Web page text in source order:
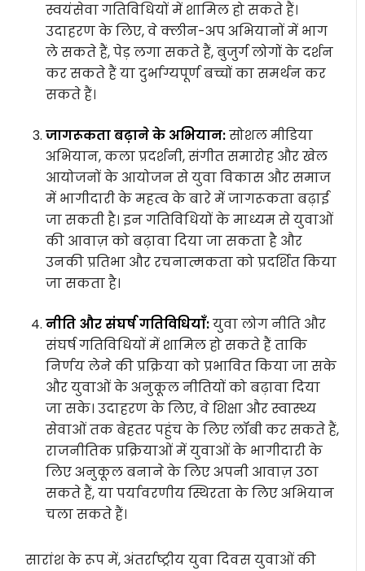
स्वयंसेवा गतिविधियों में शामिल हो सकते हैं।
उदाहरण के लिए, वे क्लीन-अप अभियानों में भाग
ले सकते हैं, पेड़ लगा सकते हैं, बुजुर्ग लोगों के दर्शन
कर सकते हैं या दुर्भाग्यपूर्ण बच्चों का समर्थन कर
सकते हैं।
जागरूकता बढ़ाने के अभियान:सोशल मीडिया
अभियान, कला प्रदर्शनी, संगीत समारोह और खेल
आयोजनों के आयोजन से युवा विकास और समाज
में भागीदारी के महत्व के बारे में जागरूकता बढ़ाई
जा सकती है। इन गतिविधियों के माध्यम से युवाओं
की आवाज़ को बढ़ावा दिया जा सकता है और
उनकी प्रतिभा और रचनात्मकता को प्रदर्शित किया
जा सकता है।
नीति और संघर्ष गतिविधियाँ:युवा लोग नीति और
संघर्ष गतिविधियों में शामिल हो सकते हैं ताकि
निर्णय लेने की प्रक्रिया को प्रभावित किया जा सके
और युवाओं के अनुकूल नीतियों को बढ़ावा दिया
जा सके। उदाहरण के लिए, वे शिक्षा और स्वास्थ्य
सेवाओं तक बेहतर पहुंच के लिए लॉबी कर सकते हैं,
राजनीतिक प्रक्रियाओं में युवाओं के भागीदारी के
लिए अनुकूल बनाने के लिए अपनी आवाज़ उठा
सकते हैं, या पर्यावरणीय स्थिरता के लिए अभियान
चला सकते हैं।
सारांश के रूप में, अंतर्राष्ट्रीय युवा दिवस युवाओं की